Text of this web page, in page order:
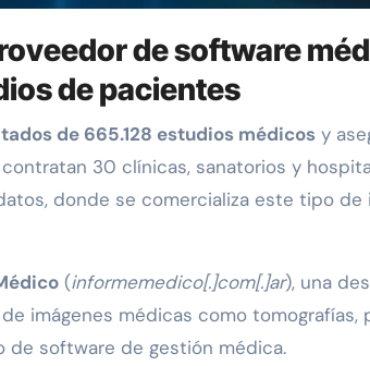
de software
de pacientes
de 665.128 estudios médicos y
30 clínicas, sanatorios y
donde se comercializa este tipo de
(informemedico[.]com[.]ar), una
imágenes médicas como tomografías,
de software de gestión médica.